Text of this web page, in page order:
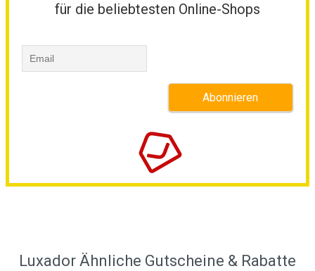
für die beliebtesten Online-Shops
Luxador Ähnliche Gutscheine & Rabatte